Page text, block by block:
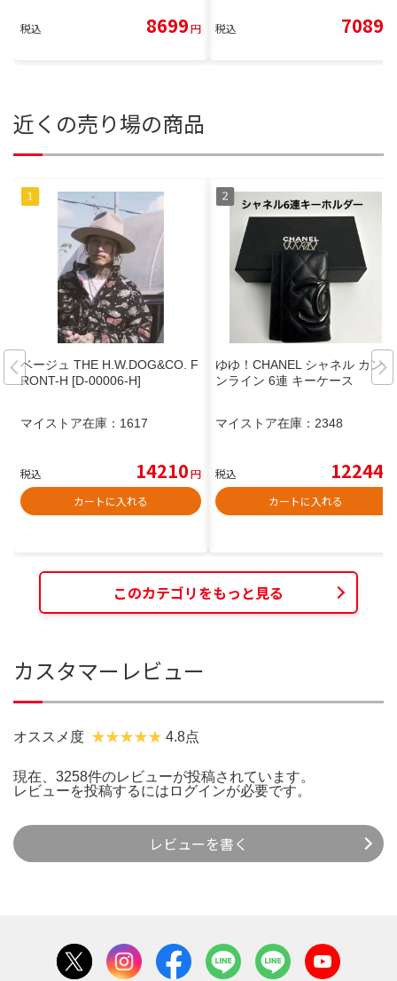
税込 8699円 税込 7089
近くの売り場の商品
ベージュ THE H.W.DOG&CO. F
RONT-H [D-00006-H]
マイストア在庫： 1617
税込 14210円
カートに入れる
ゆゆ！CHANEL シャネル カンボ
ンライン 6連 キーケース
マイストア在庫： 2348
税込 12244
カートに入れる
このカテゴリをもっと見る
カスタマーレビュー
オススメ度 4.8点
現在、3258件のレビューが投稿されています。
レビューを投稿するには ログインが必要です。
レビューを書く